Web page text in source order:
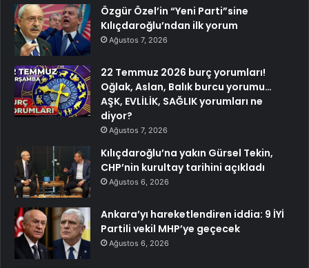
Özgür Özel’in “Yeni Parti”sine
Kılıçdaroğlu’ndan ilk yorum
Ağustos 7, 2026
22 Temmuz 2026 burç yorumları!
Oğlak, Aslan, Balık burcu yorumu…
AŞK, EVLİLİK, SAĞLIK yorumları ne
diyor?
Ağustos 7, 2026
Kılıçdaroğlu’na yakın Gürsel Tekin,
CHP’nin kurultay tarihini açıkladı
Ağustos 6, 2026
Ankara’yı hareketlendiren iddia: 9 İYİ
Partili vekil MHP’ye geçecek
Ağustos 6, 2026